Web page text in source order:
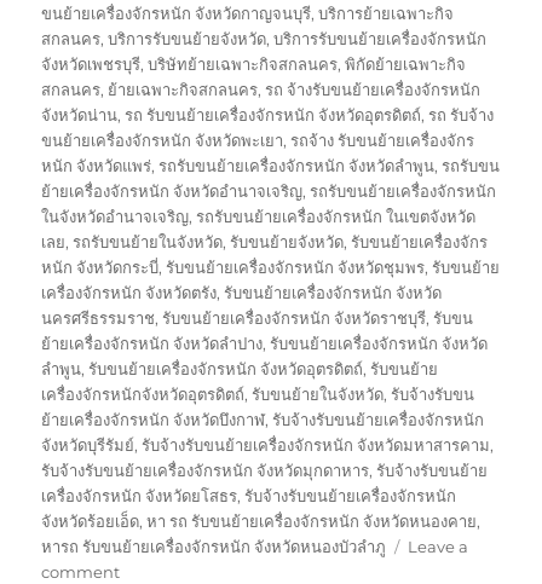
ขนย้ายเครื่องจักรหนัก จังหวัดกาญจนบุรี,บริการย้ายเฉพาะกิจ
สกลนคร,บริการรับขนย้ายจังหวัด,บริการรับขนย้ายเครื่องจักรหนัก
จังหวัดเพชรบุรี,บริษัทย้ายเฉพาะกิจสกลนคร,พิกัดย้ายเฉพาะกิจ
สกลนคร, ย้ายเฉพาะกิจสกลนคร,รถ จ้างรับขนย้ายเครื่องจักรหนัก
จังหวัดน่าน,รถ รับขนย้ายเครื่องจักรหนัก จังหวัดอุตรดิตถ์,รถ รับจ้าง
ขนย้ายเครื่องจักรหนัก จังหวัดพะเยา,รถจ้าง รับขนย้ายเครื่องจักร
หนัก จังหวัดแพร่,รถรับขนย้ายเครื่องจักรหนัก จังหวัดลำพูน,รถรับขน
ย้ายเครื่องจักรหนัก จังหวัดอำนาจเจริญ,รถรับขนย้ายเครื่องจักรหนัก
ในจังหวัดอำนาจเจริญ,รถรับขนย้ายเครื่องจักรหนัก ในเขตจังหวัด
เลย,รถรับขนย้ายในจังหวัด,รับขนย้ายจังหวัด,รับขนย้ายเครื่องจักร
หนัก จังหวัดกระบี่,รับขนย้ายเครื่องจักรหนัก จังหวัดชุมพร,รับขนย้าย
เครื่องจักรหนัก จังหวัดตรัง,รับขนย้ายเครื่องจักรหนัก จังหวัด
นครศรีธรรมราช,รับขนย้ายเครื่องจักรหนัก จังหวัดราชบุรี,รับขน
ย้ายเครื่องจักรหนัก จังหวัดลำปาง,รับขนย้ายเครื่องจักรหนัก จังหวัด
ลำพูน,รับขนย้ายเครื่องจักรหนัก จังหวัดอุตรดิตถ์,รับขนย้าย
เครื่องจักรหนักจังหวัดอุตรดิตถ์,รับขนย้ายในจังหวัด,รับจ้างรับขน
ย้ายเครื่องจักรหนัก จังหวัดบึงกาฬ,รับจ้างรับขนย้ายเครื่องจักรหนัก
จังหวัดบุรีรัมย์,รับจ้างรับขนย้ายเครื่องจักรหนัก จังหวัดมหาสารคาม,
รับจ้างรับขนย้ายเครื่องจักรหนัก จังหวัดมุกดาหาร,รับจ้างรับขนย้าย
เครื่องจักรหนัก จังหวัดยโสธร,รับจ้างรับขนย้ายเครื่องจักรหนัก
จังหวัดร้อยเอ็ด,หา รถ รับขนย้ายเครื่องจักรหนัก จังหวัดหนองคาย,
หารถ รับขนย้ายเครื่องจักรหนัก จังหวัดหนองบัวลำภู
Leave a
commenton